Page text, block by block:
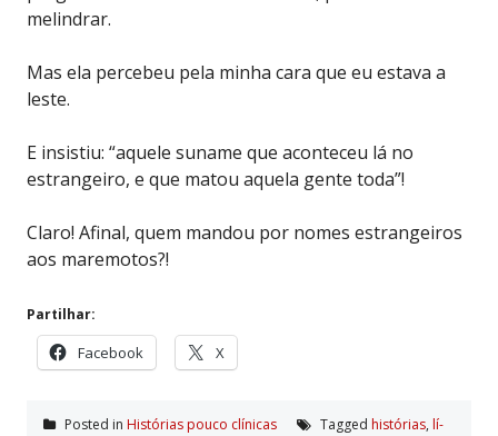
melindrar.
Mas ela percebeu pela minha cara que eu estava a
leste.
E insistiu: “aquele suname que aconteceu lá no
estrangeiro, e que matou aquela gente toda”!
Claro! Afinal, quem mandou por nomes estrangeiros
aos maremotos?!
Partilhar:
Facebook X
Posted in Histórias pouco clí­nicas Tagged histórias, lí­